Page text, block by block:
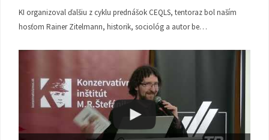
KI organizoval ďalšiu z cyklu prednášok CEQLS, tentoraz bol naším
hosťom Rainer Zitelmann, historik, sociológ a autor be…